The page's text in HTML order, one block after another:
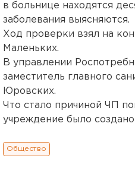
в больнице находятся
заболевания выясняются.
Ход проверки взял на
Маленьких.
В управлении
заместитель главного
Юровских.
Что стало причиной ЧП
учреждение было
Общество